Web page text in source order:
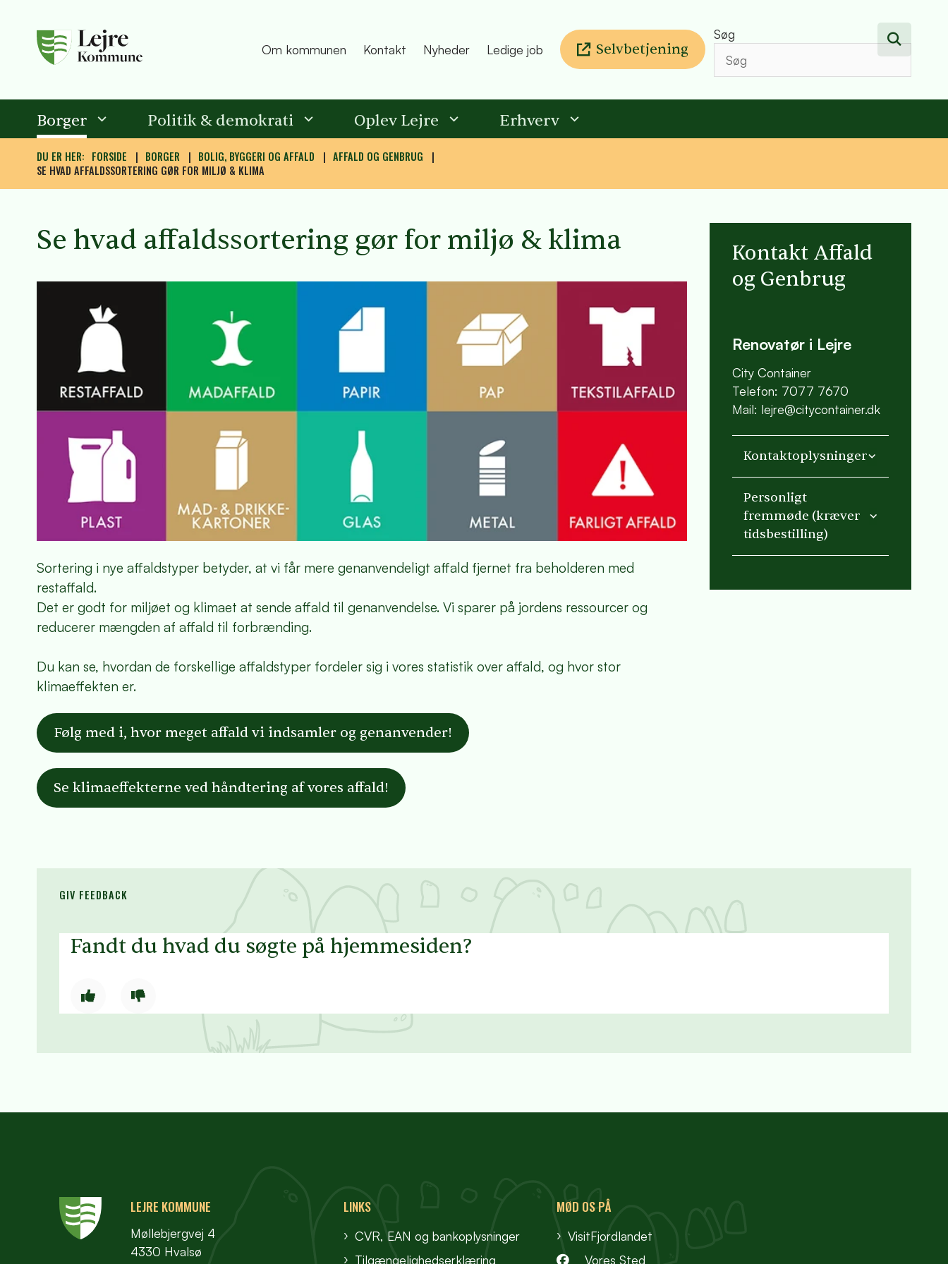
Om kommunen Kontakt Nyheder Ledige job Selvbetjening
Søg
Borger Politik & demokrati Oplev Lejre Erhverv
DU ER HER: FORSIDE BORGER BOLIG, BYGGERI OG AFFALD
AFFALD OG GENBRUG
SE HVAD AFFALDSSORTERING GØR FOR MILJØ & KLIMA
Se hvad affaldssortering gør for miljø & klima
Sortering i nye affaldstyper betyder, at vi får mere genanvendeligt affald fjernet fra beholderen med
restaffald.
Det er godt for miljøet og klimaet at sende affald til genanvendelse. Vi sparer på jordens ressourcer og
reducerer mængden af affald til forbrænding.
Du kan se, hvordan de forskellige affaldstyper fordeler sig i vores statistik over affald, og hvor stor
klimaeffekten er.
Følg med i, hvor meget affald vi indsamler og genanvender!
Se klimaeffekterne ved håndtering af vores affald!
Kontakt Affald
og Genbrug
Renovatør i Lejre
City Container
Telefon: 7077 7670
Mail: lejre@citycontainer.dk
Kontaktoplysninger
Personligt
fremmøde (kræver
tidsbestilling)
GIV FEEDBACK
Fandt du hvad du søgte på hjemmesiden?
LEJRE KOMMUNE
Møllebjergvej 4
4330 Hvalsø
LINKS
CVR, EAN og bankoplysninger
Tilgængelighedserklæring
MØD OS PÅ
VisitFjordlandet
Vores Sted